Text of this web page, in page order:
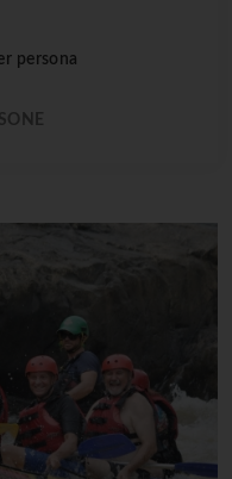
persona